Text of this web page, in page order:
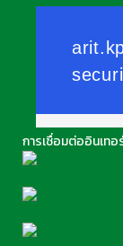
การเชื่อมต่ออินเท